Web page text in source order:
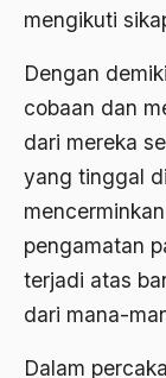
mengikuti
Dengan
cobaan dan
dari mereka
yang tinggal
pengamatan
terjadi atas
dari mana-
Dalam
agama elitis
Agama Hukum
Agama Inovasi
Agama Islam
agama populer
Agama Terang
Agamawan